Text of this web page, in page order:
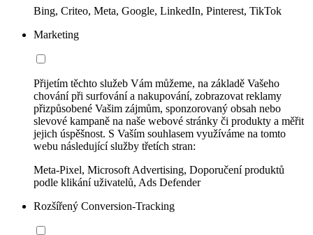
Bing, Criteo, Meta, Google, LinkedIn, Pinterest, TikTok
Marketing
Přijetím těchto služeb Vám můžeme, na základě Vašeho
chování při surfování a nakupování, zobrazovat reklamy
přizpůsobené Vašim zájmům, sponzorovaný obsah nebo
slevové kampaně na naše webové stránky či produkty a měřit
jejich úspěšnost. S Vaším souhlasem využíváme na tomto
webu následující služby třetích stran:
Meta-Pixel, Microsoft Advertising, Doporučení produktů
podle klikání uživatelů, Ads Defender
Rozšířený Conversion-Tracking